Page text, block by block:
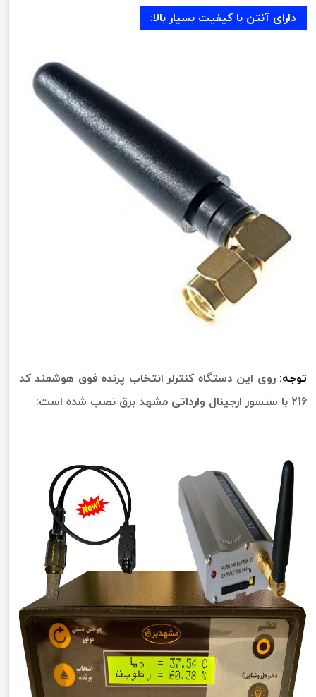
دارای آنتن با کیفیت بسیار بالا:
توجه: روی این دستگاه کنترلر انتخاب پرنده فوق هوشمند کد
216 با سنسور ارجینال وارداتی مشهد برق نصب شده است: